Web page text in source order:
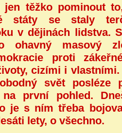
jen těžko pominout
státy se staly
v dějinách lidstva.
ohavný masový
proti
cizími i
svět posléze
první pohled.
je s ním třeba
lety, o všechno.